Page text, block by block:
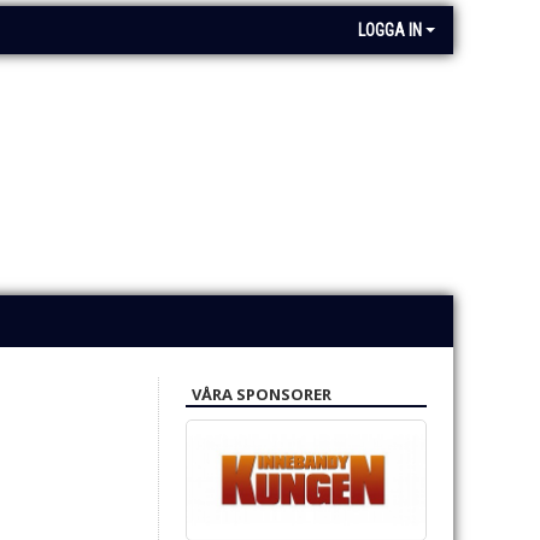
LOGGA IN
VÅRA SPONSORER